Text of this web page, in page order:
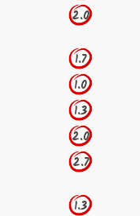
2.0
1.7
1.0
1.3
2.0
2.7
1.3